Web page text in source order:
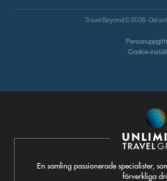
Travel Beyond © 2026 - Del av
Cookie-
En samling passionerade specialister,
förverkliga